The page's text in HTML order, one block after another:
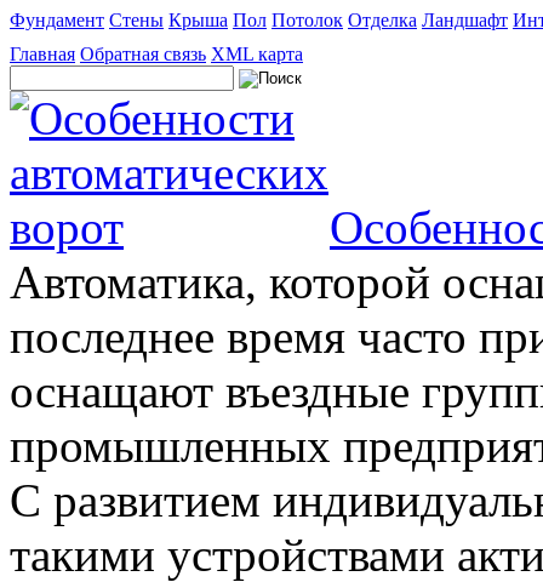
Фундамент Стены Крыша Пол Потолок Отделка Ландшафт
Главная Обратная связь XML карта
Автоматика, которой
последнее время часто
оснащают въездные
промышленных
С развитием
такими устройствами